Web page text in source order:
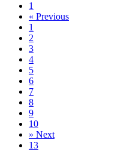
1
« Previous
1
2
3
4
5
6
7
8
9
10
» Next
13